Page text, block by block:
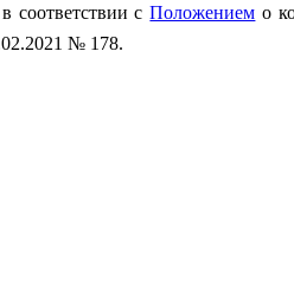
соответствии сПоложением о
№ 178.